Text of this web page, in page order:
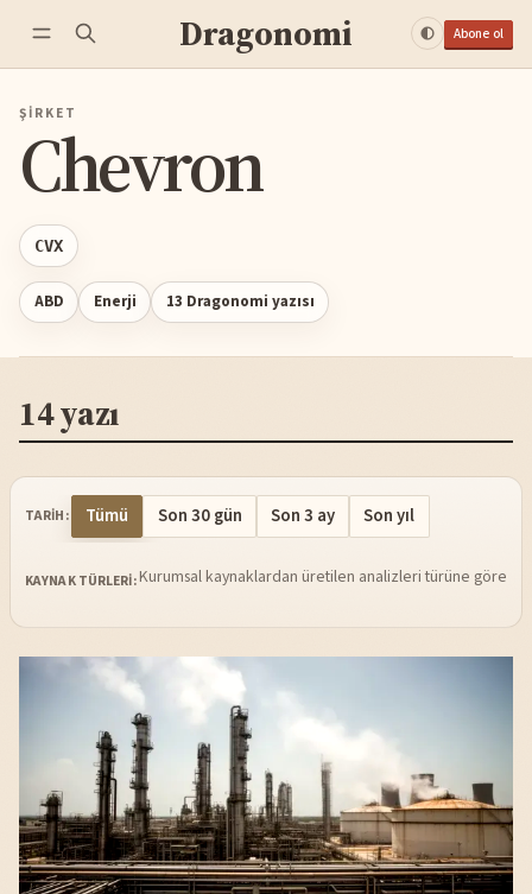
Dragonomi Abone ol
ŞIRKET
Chevron
CVX
ABD Enerji 13 Dragonomi yazısı
14 yazı
TARIH: Tümü Son 30 gün Son 3 ay Son yıl
KAYNAK TÜRLERI:Kurumsal kaynaklardan üretilen analizleri türüne göre